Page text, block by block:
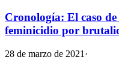
Cronología: El caso
feminicidio por
28 de marzo de 2021 ·